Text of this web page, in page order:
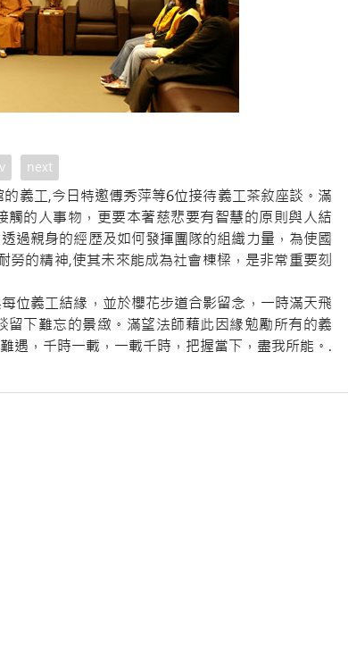
next
義工,今日特邀傅秀萍等6位接待義工茶敘座談。滿
的人事物，更要本著慈悲要有智慧的原則與人結
過親身的經歷及如何發揮團隊的組織力量，為使國
的精神,使其未來能成為社會棟樑，是非常重要刻
位義工結緣，並於櫻花步道合影留念，一時滿天飛
下難忘的景緻。滿望法師藉此因緣勉勵所有的義
遇，千時一載，一載千時，把握當下，盡我所能。.